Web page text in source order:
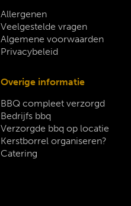
Allergenen
Veelgestelde vragen
Algemene voorwaarden
Privacybeleid
Overige informatie
BBQ compleet verzorgd
Bedrijfs bbq
Verzorgde bbq op locatie
Kerstborrel organiseren?
Catering